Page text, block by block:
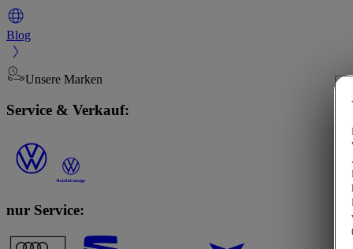
Blog
Unsere Marken
Service & Verkauf:
nur Service: